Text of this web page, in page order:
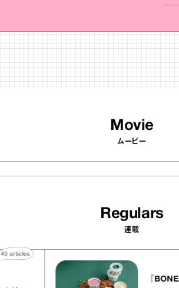
Movie
ムービー
Regulars
連載
40articles
『